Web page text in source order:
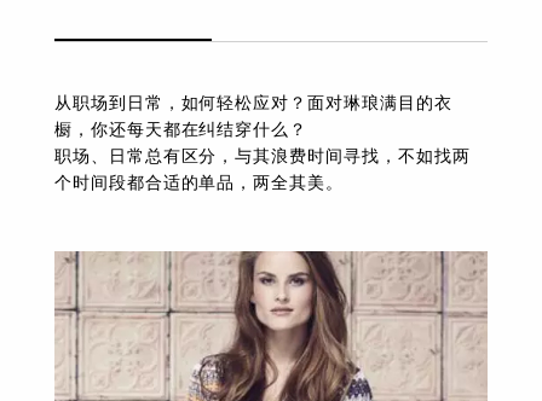
从职场到日常，如何轻松应对？面对琳琅满目的衣
橱，你还每天都在纠结穿什么？
职场、日常总有区分，与其浪费时间寻找，不如找两
个时间段都合适的单品，两全其美。